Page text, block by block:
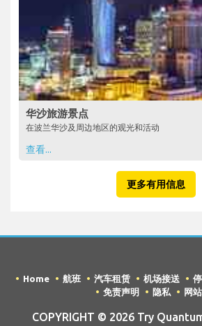
华沙旅游景点
在波兰华沙及周边地区的观光和活动
查看...
更多有用信息
Home 航班 汽车租赁 机场接送
免责声明
隐私 网
COPYRIGHT © 2026 Try